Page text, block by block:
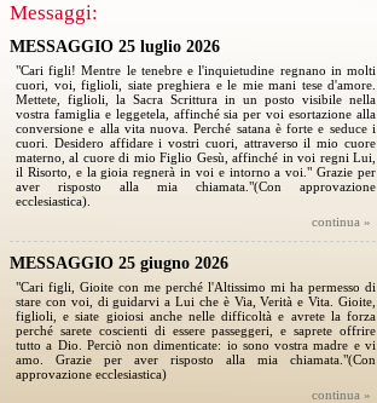
Messaggi:
MESSAGGIO 25 luglio 2026
"Cari figli! Mentre le tenebre e l'inquietudine regnano in molti
cuori, voi, figlioli, siate preghiera e le mie mani tese d'amore.
Mettete, figlioli, la Sacra Scrittura in un posto visibile nella
vostra famiglia e leggetela, affinché sia per voi esortazione alla
conversione e alla vita nuova. Perché satana è forte e seduce i
cuori. Desidero affidare i vostri cuori, attraverso il mio cuore
materno, al cuore di mio Figlio Gesù, affinché in voi regni Lui,
il Risorto, e la gioia regnerà in voi e intorno a voi." Grazie per
aver risposto alla mia chiamata."(Con approvazione
ecclesiastica).
continua »
MESSAGGIO 25 giugno 2026
"Cari figli, Gioite con me perché l'Altissimo mi ha permesso di
stare con voi, di guidarvi a Lui che è Via, Verità e Vita. Gioite,
figlioli, e siate gioiosi anche nelle difficoltà e avrete la forza
perché sarete coscienti di essere passeggeri, e saprete offrire
tutto a Dio. Perciò non dimenticate: io sono vostra madre e vi
amo. Grazie per aver risposto alla mia chiamata."(Con
approvazione ecclesiastica)
continua »